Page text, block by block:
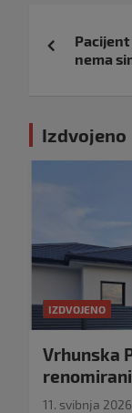
objava
nema
Izdvojeno
IZDVOJENO
Vrhunska
11. svibnja